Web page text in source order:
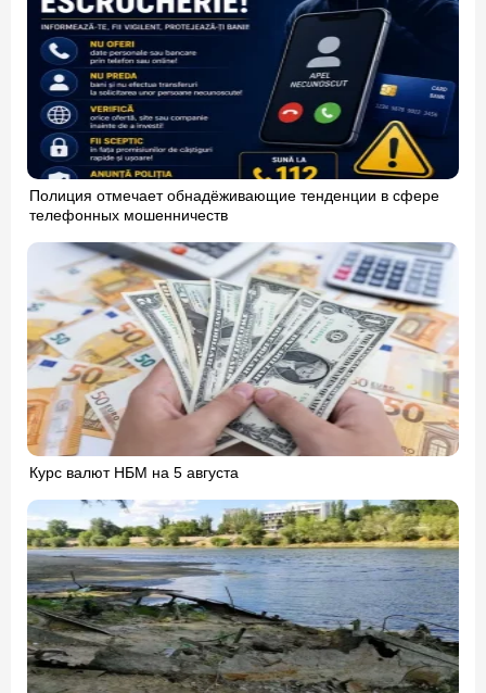
Полиция отмечает обнадёживающие тенденции в сфере
телефонных мошенничеств
Курс валют НБМ на 5 августа